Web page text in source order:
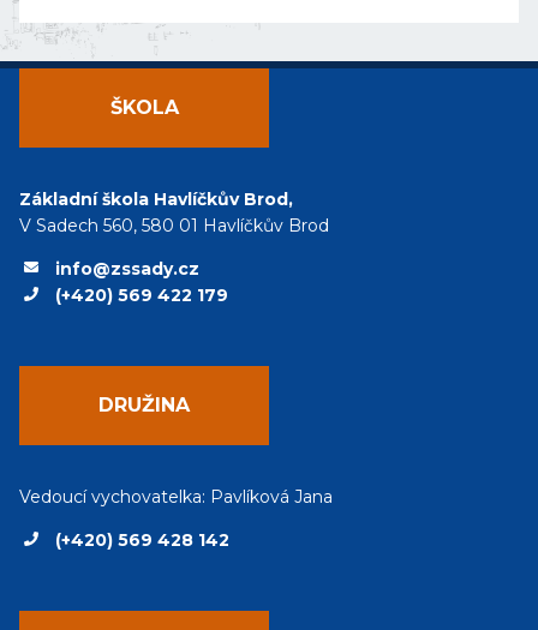
ŠKOLA
Základní škola Havlíčkův Brod,
V Sadech 560, 580 01 Havlíčkův Brod
info@zssady.cz
(+420) 569 422 179
DRUŽINA
Vedoucí vychovatelka: Pavlíková Jana
(+420) 569 428 142